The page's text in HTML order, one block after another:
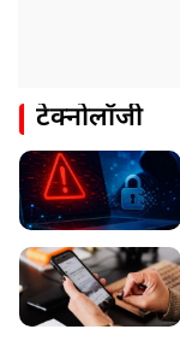
टेक्नोलॉजी